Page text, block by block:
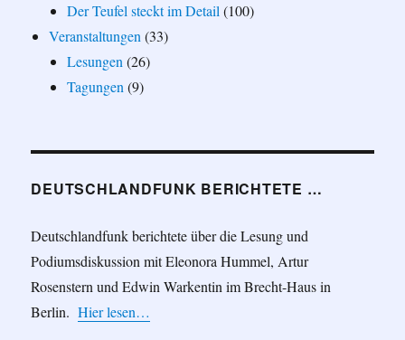
Der Teufel steckt im Detail (100)
Veranstaltungen (33)
Lesungen (26)
Tagungen (9)
DEUTSCHLANDFUNK BERICHTETE …
Deutschlandfunk berichtete über die Lesung und
Podiumsdiskussion mit Eleonora Hummel, Artur
Rosenstern und Edwin Warkentin im Brecht-Haus in
Berlin.Hier lesen…